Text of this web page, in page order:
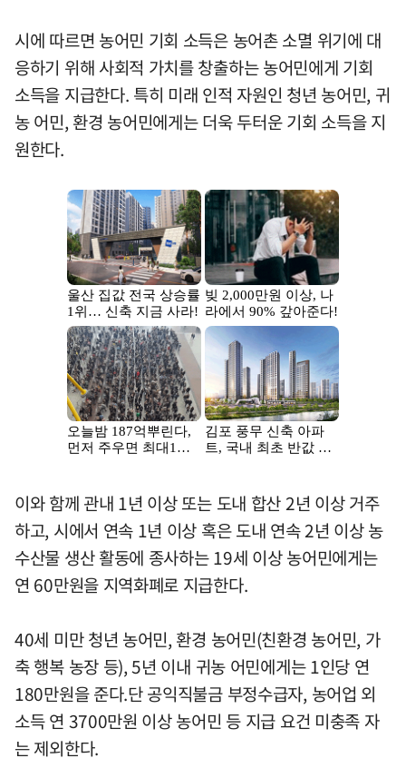
시에 따르면 농어민 기회 소득은 농어촌 소멸 위기에 대
응하기 위해 사회적 가치를 창출하는 농어민에게 기회
소득을 지급한다. 특히 미래 인적 자원인 청년 농어민, 귀
농 어민, 환경 농어민에게는 더욱 두터운 기회 소득을 지
원한다.
이와 함께 관내 1년 이상 또는 도내 합산 2년 이상 거주
하고, 시에서 연속 1년 이상 혹은 도내 연속 2년 이상 농
수산물 생산 활동에 종사하는 19세 이상 농어민에게는
연 60만원을 지역화폐로 지급한다.
40세 미만 청년 농어민, 환경 농어민(친환경 농어민, 가
축 행복 농장 등), 5년 이내 귀농 어민에게는 1인당 연
180만원을 준다.단 공익직불금 부정수급자, 농어업 외
소득 연 3700만원 이상 농어민 등 지급 요건 미충족 자
는 제외한다.